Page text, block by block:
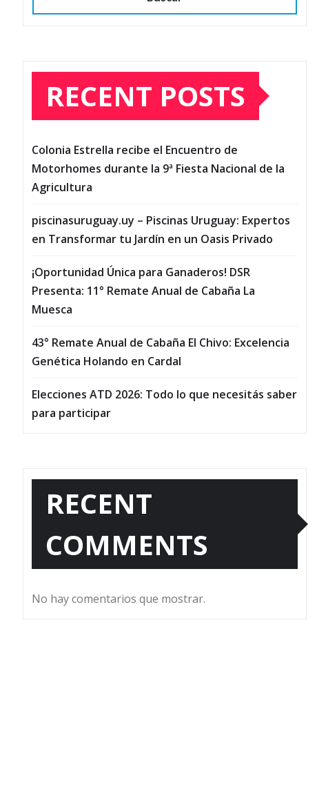
RECENT POSTS
Colonia Estrella recibe el Encuentro de
Motorhomes durante la 9ª Fiesta Nacional de la
Agricultura
piscinasuruguay.uy – Piscinas Uruguay: Expertos
en Transformar tu Jardín en un Oasis Privado
¡Oportunidad Única para Ganaderos! DSR
Presenta: 11° Remate Anual de Cabaña La
Muesca
43° Remate Anual de Cabaña El Chivo: Excelencia
Genética Holando en Cardal
Elecciones ATD 2026: Todo lo que necesitás saber
para participar
RECENT
COMMENTS
No hay comentarios que mostrar.